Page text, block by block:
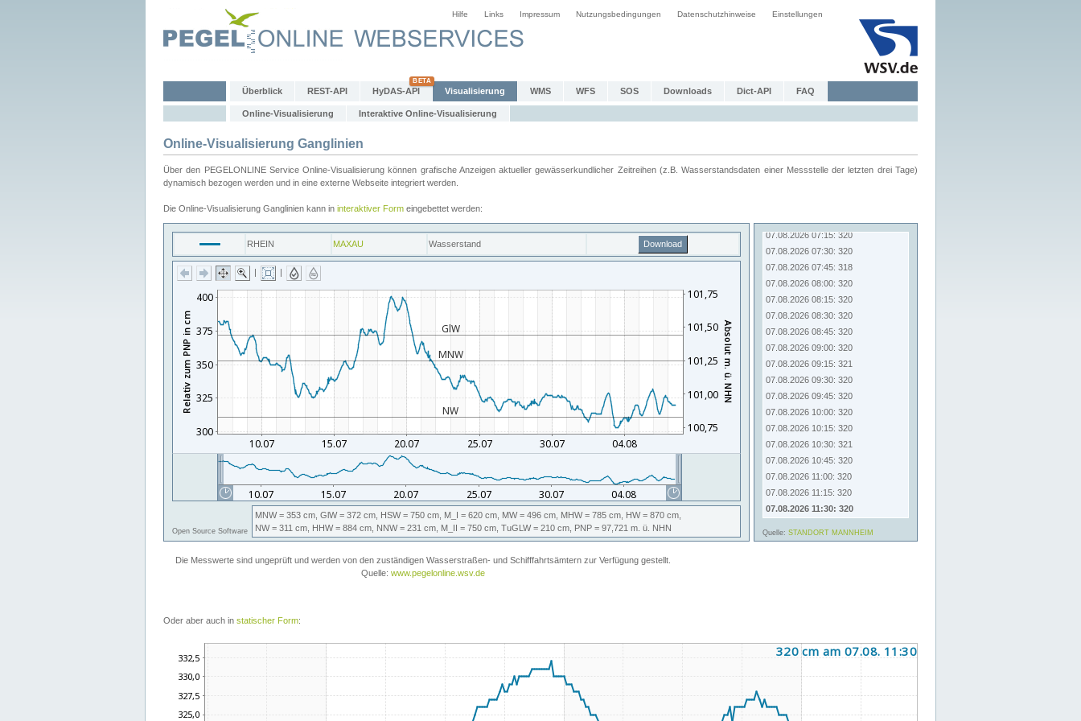
Hilfe Links Impressum Nutzungsbedingungen Datenschutzhinweise Einstellungen
Überblick REST-API HyDAS-API Visualisierung WMS WFS SOS Downloads Dict-API FAQ
Online-Visualisierung Interaktive Online-Visualisierung
Online-Visualisierung Ganglinien
Über den PEGELONLINE Service Online-Visualisierung können grafische Anzeigen aktueller gewässerkundlicher Zeitreihen (z.B. Wasserstandsdaten einer Messstelle der letzten drei Tage)
dynamisch bezogen werden und in eine externe Webseite integriert werden.
Die Online-Visualisierung Ganglinien kann in interaktiver Form eingebettet werden:
Oder aber auch in statischer Form: